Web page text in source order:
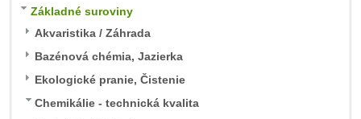
Základné suroviny
Akvaristika / Záhrada
Bazénová chémia, Jazierka
Ekologické pranie, Čistenie
Chemikálie - technická kvalita